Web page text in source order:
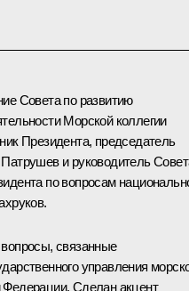
Совета по развитию
Морской коллегии
Президента, председатель
и руководитель
по вопросам
.
связанные
управления
Федерации. Сделан акцент